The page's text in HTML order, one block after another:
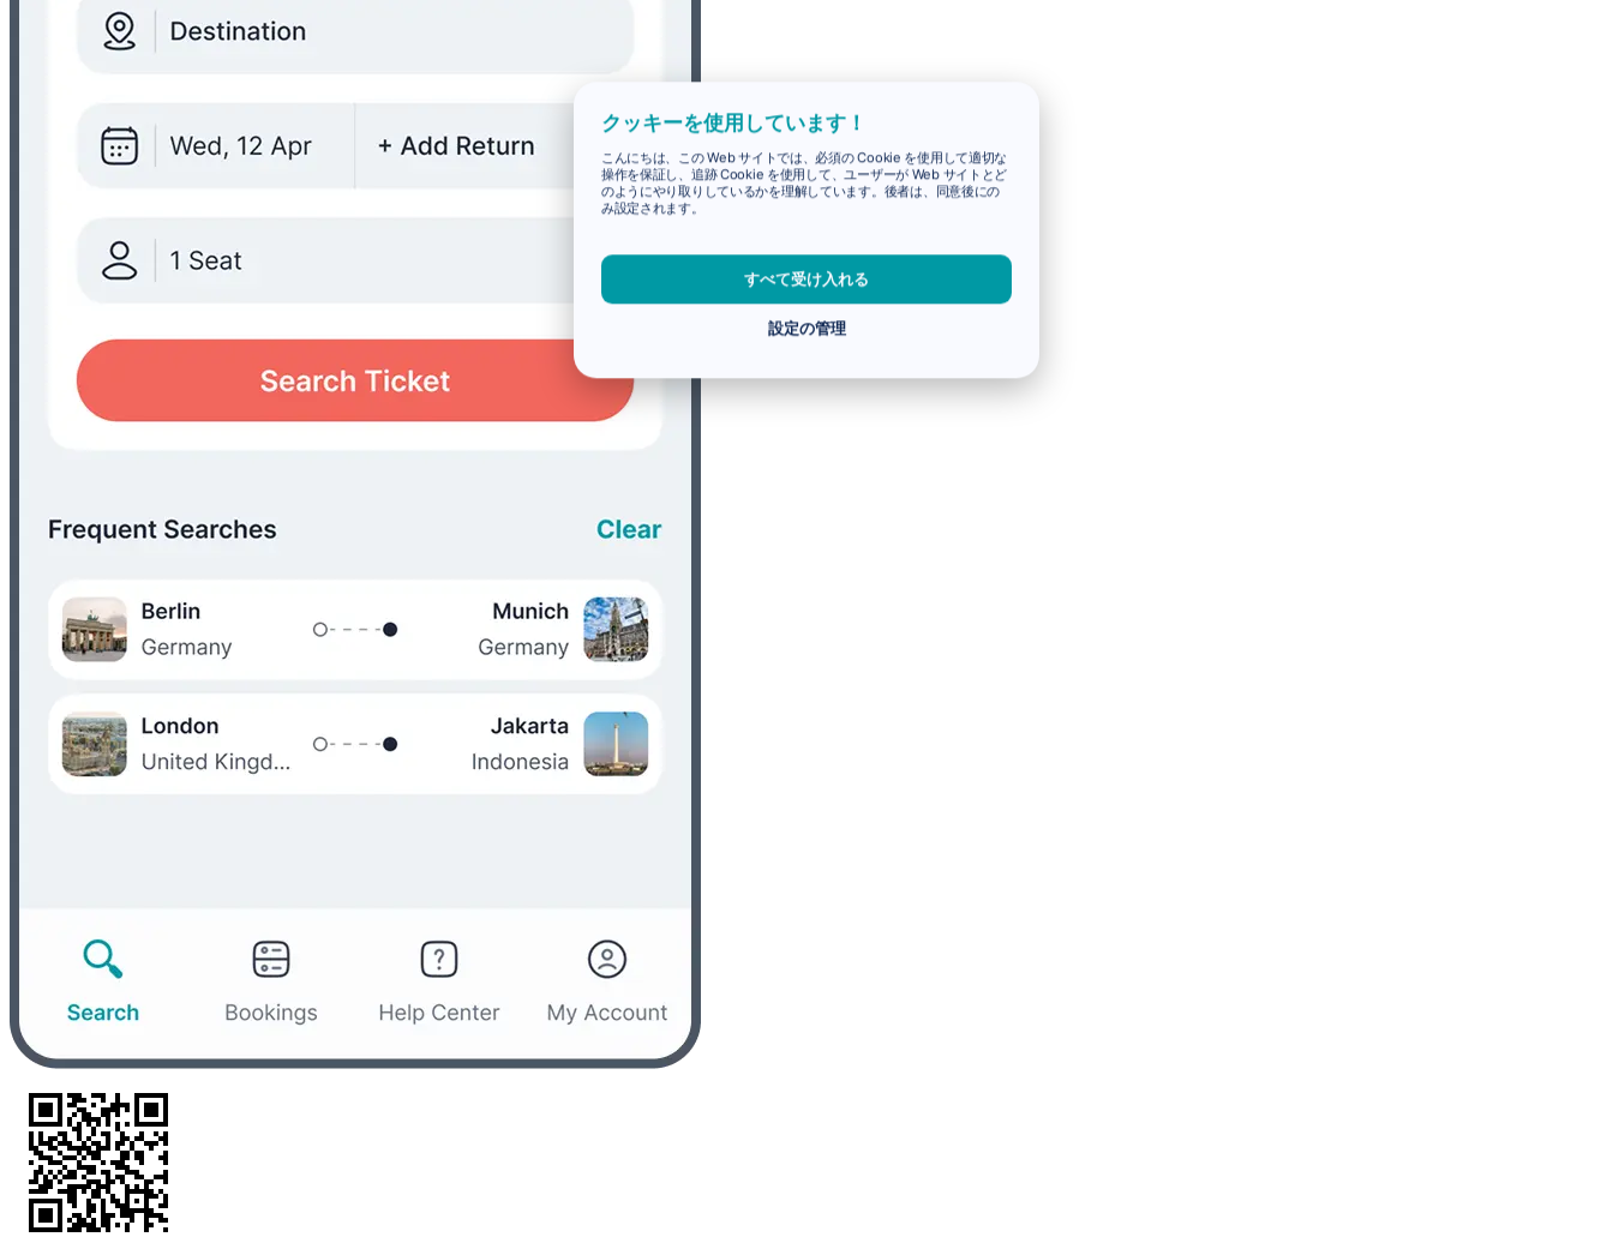
クッキーを使用しています！
こんにちは、この Web サイトでは、必須の Cookie を使用して適切な
操作を保証し、追跡 Cookie を使用して、ユーザーが Web サイトとど
のようにやり取りしているかを理解しています。後者は、同意後にの
み設定されます。
すべて受け入れる
設定の管理